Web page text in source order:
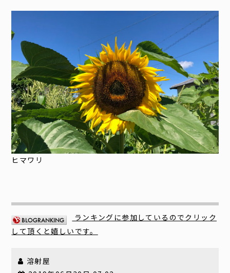
ヒマワリ
ランキングに参加しているのでクリック
して頂くと嬉しいです。
溶射屋